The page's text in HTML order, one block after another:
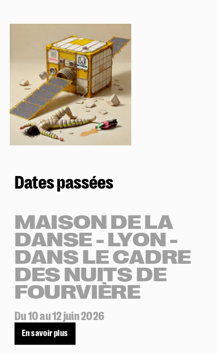
Dates passées
MAISON DE LA
DANSE - LYON -
DANS LE CADRE
DES NUITS DE
FOURVIÈRE
Du 10 au 12 juin 2026
En savoir plus